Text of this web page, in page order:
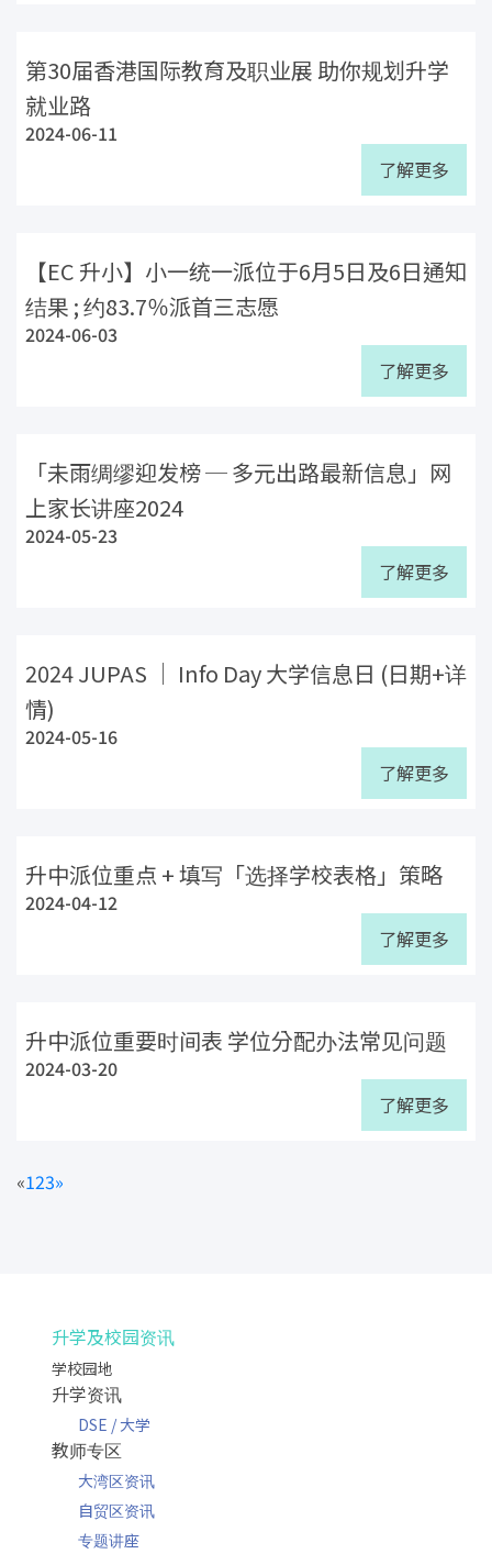
第30届香港国际教育及职业展 助你规划升学
就业路
2024-06-11
了解更多
【EC 升小】小一统一派位于6月5日及6日通知
结果 ; 约83.7％派首三志愿
2024-06-03
了解更多
「未雨绸缪迎发榜 ─ 多元出路最新信息」网
上家长讲座2024
2024-05-23
了解更多
2024 JUPAS ｜ Info Day 大学信息日 (日期+详
情)
2024-05-16
了解更多
升中派位重点 + 填写「选择学校表格」策略
2024-04-12
了解更多
升中派位重要时间表 学位分配办法常见问题
2024-03-20
了解更多
«123»
升学及校园资讯
学校园地
升学资讯
DSE / 大学
教师专区
大湾区资讯
自贸区资讯
专题讲座